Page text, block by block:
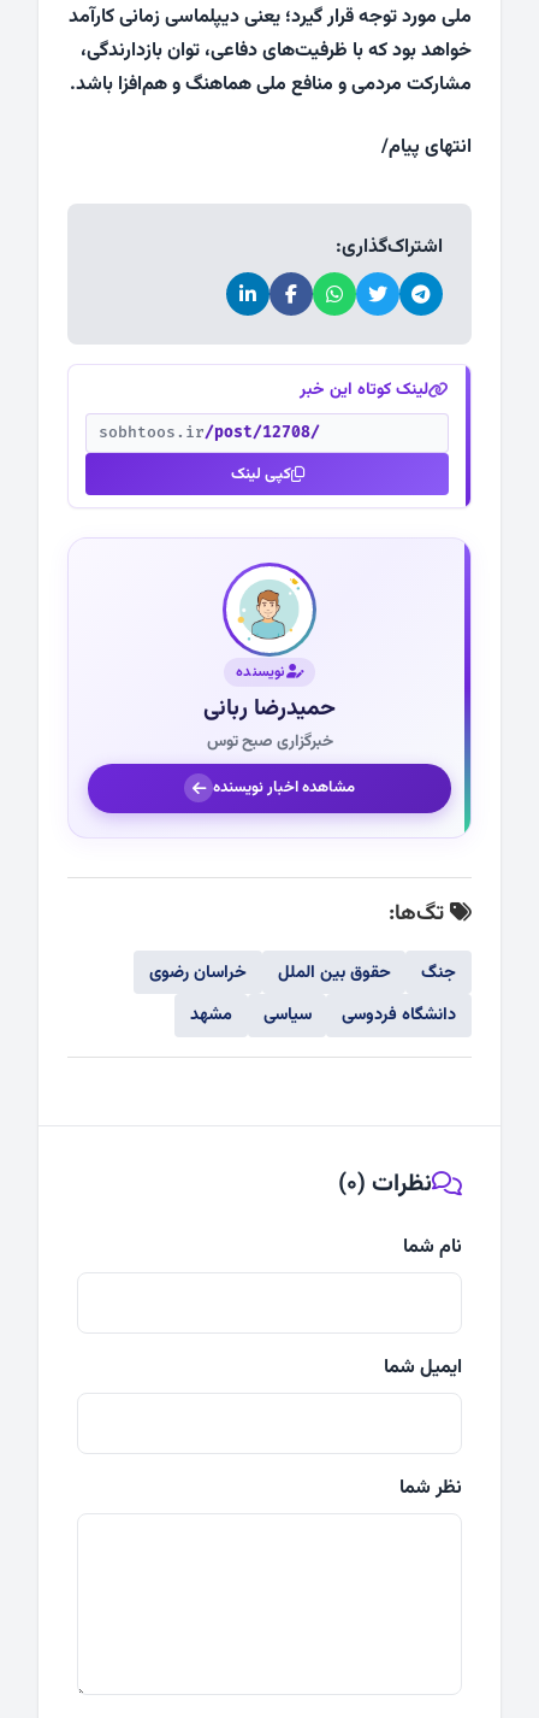
ملی مورد توجه قرار گیرد؛ یعنی دیپلماسی زمانی کارآمد
خواهد بود که با ظرفیت‌های دفاعی، توان بازدارندگی،
مشارکت مردمی و منافع ملی هماهنگ و هم‌افزا باشد.
انتهای پیام/
اشتراک‌گذاری:
لینک کوتاه این خبر
sobhtoos.ir/post/12708/
کپی لینک
نویسنده
حمیدرضا ربانی
خبرگزاری صبح توس
مشاهده اخبار نویسنده
تگ‌ها:
جنگ حقوق بین الملل
خراسان رضوی
دانشگاه فردوسی
سیاسی مشهد
نظرات (0)
نام شما
ایمیل شما
نظر شما